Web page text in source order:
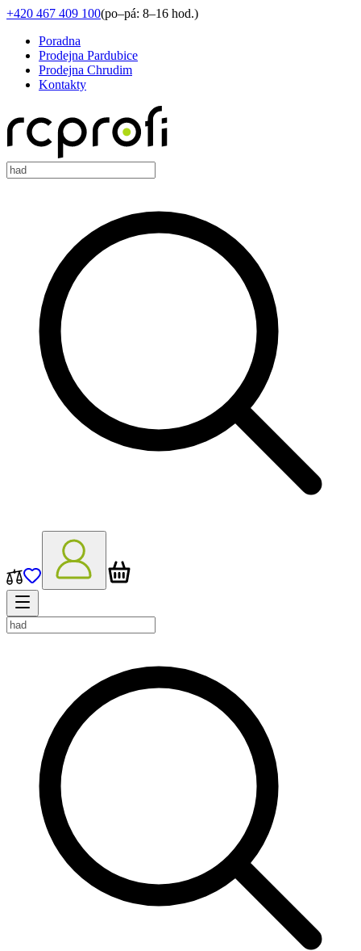
+420 467 409 100(po–pá: 8–16 hod.)
Poradna
Prodejna Pardubice
Prodejna Chrudim
Kontakty